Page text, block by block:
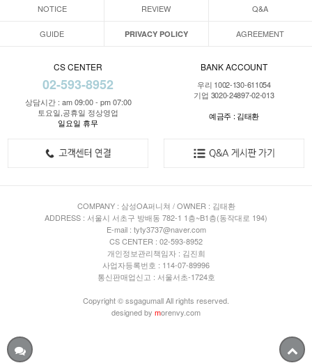
NOTICE REVIEW Q&A
GUIDE PRIVACY POLICY AGREEMENT
CS CENTER
02-593-8952
상담시간 : am 09:00 - pm 07:00
토요일,공휴일 정상영업
일요일 휴무
BANK ACCOUNT
우리 1002-130-611054
기업 3020-24897-02-013
예금주 : 김태환
COMPANY : 삼성OA퍼니쳐 / OWNER : 김태환
ADDRESS : 서울시 서초구 방배동 782-1 1층~B1층(동작대로 194)
E-mail : tyty3737@naver.com
CS CENTER : 02-593-8952
개인정보관리책임자 : 김진희
사업자등록번호 : 114-07-89996
통신판매업신고 : 서울서초-1724호
Copyright © ssgagumall All rights reserved.
designed by morenvy.com